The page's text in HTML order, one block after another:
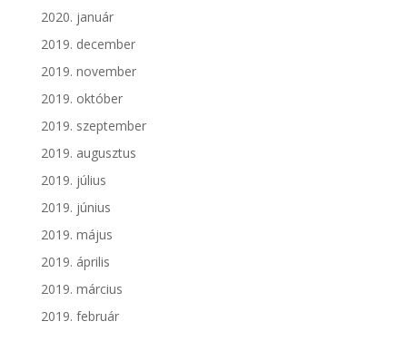
2020. január
2019. december
2019. november
2019. október
2019. szeptember
2019. augusztus
2019. július
2019. június
2019. május
2019. április
2019. március
2019. február